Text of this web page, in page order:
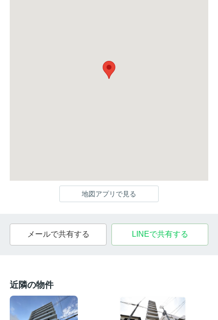
地図アプリで見る
メールで共有する LINEで共有する
近隣の物件